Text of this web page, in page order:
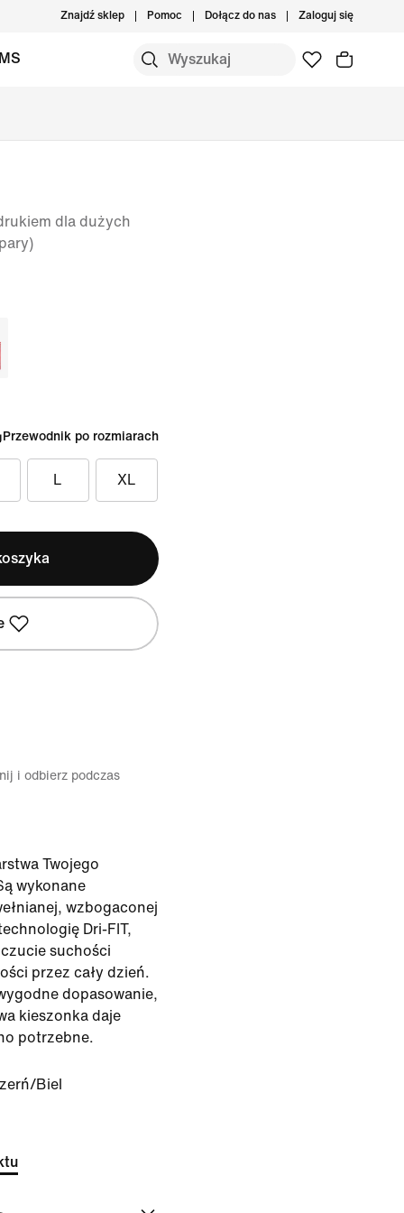
Znajdź sklep Pomoc Dołącz do nas Zaloguj się
dla dużych
Przewodnik po rozmiarach
L XL
i odbierz podczas
Twojego
wykonane
wzbogaconej
Dri-FIT,
suchości
przez cały dzień.
dopasowanie,
kieszonka daje
potrzebne.
Biel